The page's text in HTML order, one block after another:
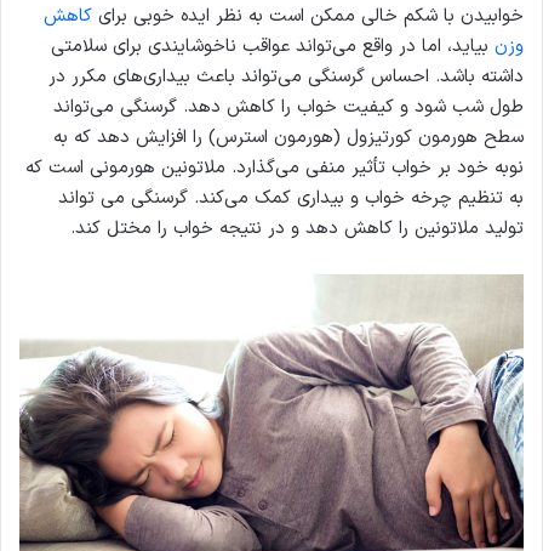
خوابیدن با شکم خالی ممکن است به نظر ایده خوبی برای کاهش
وزن بیاید، اما در واقع می‌تواند عواقب ناخوشایندی برای سلامتی
داشته باشد. احساس گرسنگی می‌تواند باعث بیداری‌های مکرر در
طول شب شود و کیفیت خواب را کاهش دهد. گرسنگی می‌تواند
سطح هورمون کورتیزول (هورمون استرس) را افزایش دهد که به
نوبه خود بر خواب تأثیر منفی می‌گذارد. ملاتونین هورمونی است که
به تنظیم چرخه خواب و بیداری کمک می‌کند. گرسنگی می تواند
تولید ملاتونین را کاهش دهد و در نتیجه خواب را مختل کند.